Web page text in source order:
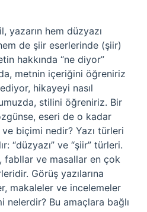
yazarın hem düzyazı
de şiir eserlerinde (şiir)
hakkında “ne diyor”
metnin içeriğini öğreniriz
hikayeyi nasıl
stilini öğreniriz. Bir
eseri de o kadar
ve biçimi nedir? Yazı türleri
“düzyazı” ve “şiir” türleri.
fabllar ve masallar en çok
Görüş yazılarına
makaleler ve incelemeler
nelerdir? Bu amaçlara bağlı